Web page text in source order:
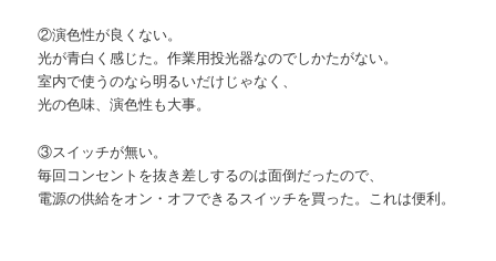
②演色性が良くない。
光が青白く感じた。作業用投光器なのでしかたがない。
室内で使うのなら明るいだけじゃなく、
光の色味、演色性も大事。
③スイッチが無い。
毎回コンセントを抜き差しするのは面倒だったので、
電源の供給をオン・オフできるスイッチを買った。これは便利。